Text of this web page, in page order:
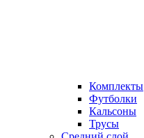
Комплекты
Футболки
Кальсоны
Трусы